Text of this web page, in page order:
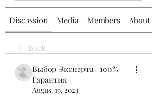
Discussion Media Members About
Back
Выбор Эксперта- 100%
Гарантия
August 19, 2023